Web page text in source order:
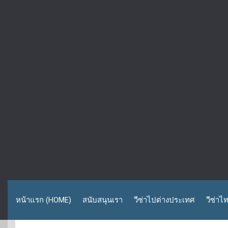
หน้าแรก (HOME) สนับสนุนเรา วีซ่าไปต่างประเทศ วีซ่าไ